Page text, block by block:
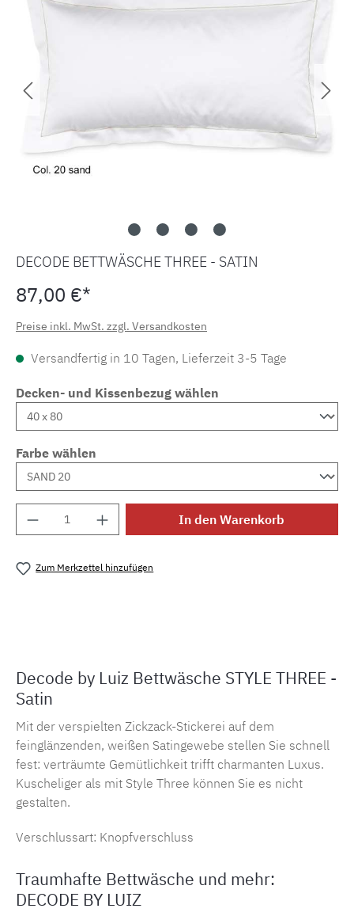
DECODE BETTWÄSCHE THREE - SATIN
87,00 €*
Preise inkl. MwSt. zzgl. Versandkosten
Versandfertig in 10 Tagen, Lieferzeit 3-5 Tage
Decken- und Kissenbezug wählen
Farbe wählen
Produkt Anzahl: Gib den gewünschten
In den Warenkorb
Zum Merkzettel hinzufügen
Decode by Luiz Bettwäsche STYLE THREE -
Satin
Mit der verspielten Zickzack-Stickerei auf dem
feinglänzenden, weißen Satingewebe stellen Sie schnell
fest: verträumte Gemütlichkeit trifft charmanten Luxus.
Kuscheliger als mit Style Three können Sie es nicht
gestalten.
Verschlussart: Knopfverschluss
Traumhafte Bettwäsche und mehr:
DECODE BY LUIZ